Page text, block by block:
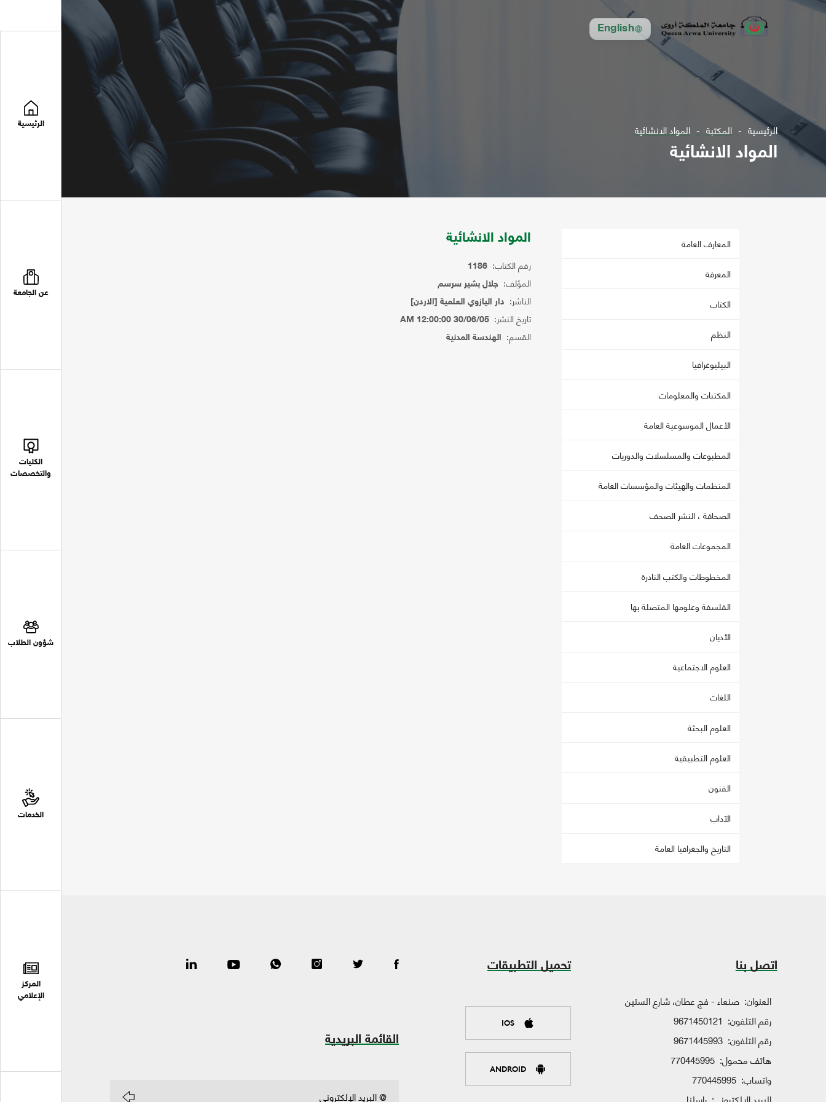
English
الرئيسية
عن الجامعة
الكليات
والتخصصات
شؤون الطلاب
الخدمات
المركز
الإعلامي
الرئيسية المكتبة المواد الانشائية
المواد الانشائية
المعارف العامة
المعرفة
الكتاب
النظم
البيليوغرافيا
المكتبات والمعلومات
الأعمال الموسوعية العامة
المطبوعات والمسلسلات والدوريات
المنظمات والهيئات والمؤسسات العامة
الصحافة ، النشر الصحف
المجموعات العامة
المخطوطات والكتب النادرة
الفلسفة وعلومها المتصلة بها
الأديان
العلوم الاجتماعية
اللغات
العلوم البحثة
العلوم التطبيقية
الفنون
الآداب
التاريخ والجغرافيا العامة
المواد الانشائية
رقم الكتاب: 1186
المؤلف: جلال بشير سرسم
الناشر: دار اليازوي العلمية [الاردن]
تاريخ النشر: 30/06/05 12:00:00 AM
القسم: الهندسة المدنية
اتصل بنا
العنوان: صنعاء - فج عطان، شارع الستين
رقم التلفون: 9671450121
رقم التلفون: 9671445993
هاتف محمول: 770445995
واتساب: 770445995
تحميل التطبيقات
IOS
ANDROID
القائمة البريدية